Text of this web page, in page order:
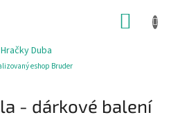
Hračky Duba
eshop Bruder
- dárkové balení